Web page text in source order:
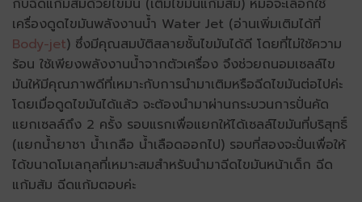
กับฉีดแก้มส้มด้วยไขมัน (เติมไขมันแก้มส้ม) หมอจะเลือกใช้
เครื่องดูดไขมันพลังงานน้ำ Water Jet (อ่านเพิ่มเติมได้ที่
Body-jet) ซึ่งมีคุณสมบัติสลายชั้นไขมันได้ดี โดยที่ไม่ใช้ความ
ร้อน ใช้เพียงพลังงานน้ำจากตัวเครื่อง จึงช่วยถนอมเซลล์ไข
มันให้มีคุณภาพดีที่เหมาะกับการนำมาเติมหรือฉีดไขมันต่อไปค่ะ
โดยเมื่อดูดไขมันได้แล้ว จะต้องนำมาผ่านกระบวนการปั่นคัด
แยกเซลล์ถึง 2 ครั้ง รอบแรกเพื่อแยกให้ได้เซลล์ไขมันที่บริสุทธิ์
(แยกน้ำยาชา น้ำเกลือ น้ำเลือดออกไป) รอบที่สองจะปั่นเพื่อให้
ได้ขนาดโมเลกุลที่เหมาะสมสำหรับนำมาฉีดไขมันหน้าเด็ก ฉีด
แก้มส้ม ฉีดแก้มตอบค่ะ